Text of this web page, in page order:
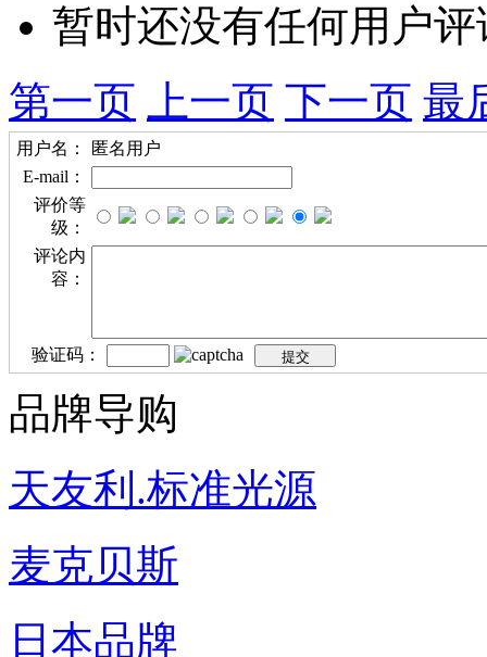
暂时还没有任何用户评
第一页
上一页 下一页 最
用户名：
匿名用户
E-mail：
评价等
级：
评论内
容：
验证码：
品牌导购
天友利.标准光源
麦克贝斯
日本品牌